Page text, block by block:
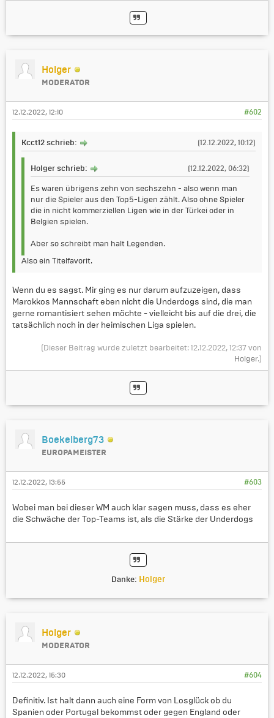
Holger
MODERATOR
#602
12.12.2022, 12:10
(12.12.2022, 10:12)
Kcct12 schrieb:
(12.12.2022, 06:32)
Holger schrieb:
Es waren übrigens zehn von sechszehn - also wenn man
nur die Spieler aus den Top5-Ligen zählt. Also ohne Spieler
die in nicht kommerziellen Ligen wie in der Türkei oder in
Belgien spielen.
Aber so schreibt man halt Legenden.
Also ein Titelfavorit.
Wenn du es sagst. Mir ging es nur darum aufzuzeigen, dass
Marokkos Mannschaft eben nicht die Underdogs sind, die man
gerne romantisiert sehen möchte - vielleicht bis auf die drei, die
tatsächlich noch in der heimischen Liga spielen.
(Dieser Beitrag wurde zuletzt bearbeitet: 12.12.2022, 12:37 von
Holger.)
Boekelberg73
EUROPAMEISTER
#603
12.12.2022, 13:55
Wobei man bei dieser WM auch klar sagen muss, dass es eher
die Schwäche der Top-Teams ist, als die Stärke der Underdogs
Danke: Holger
Holger
MODERATOR
#604
12.12.2022, 15:30
Definitiv. Ist halt dann auch eine Form von Losglück ob du
Spanien oder Portugal bekommst oder gegen England oder